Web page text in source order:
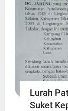
Lurah
Suket